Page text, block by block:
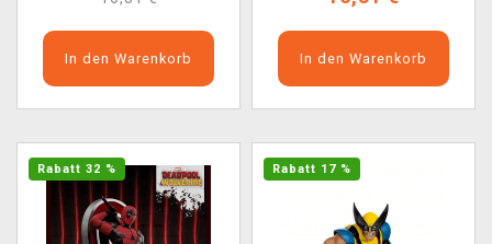
In den Warenkorb In den Warenkorb
Rabatt 32 % Rabatt 17 %